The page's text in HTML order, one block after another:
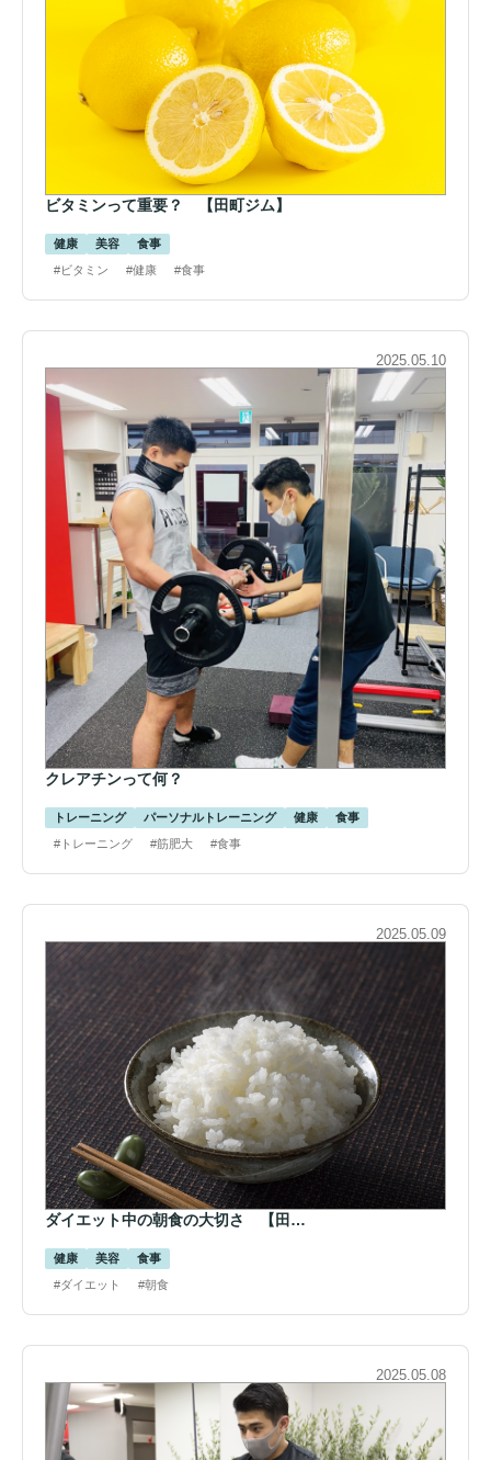
ビタミンって重要？ 【田町ジム】
健康 美容
食事
#ビタミン
#健康 #食事
2025.05.10
クレアチンって何？
トレーニング パーソナルトレーニング 健康
食事
#トレーニング
#筋肥大 #食事
2025.05.09
ダイエット中の朝食の大切さ 【田…
健康 美容
食事
#ダイエット
#朝食
2025.05.08